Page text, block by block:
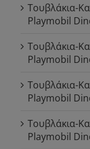
Τουβλάκια-
Playmobil
Τουβλάκια-
Playmobil
Τουβλάκια-
Playmobil
Τουβλάκια-
Playmobil